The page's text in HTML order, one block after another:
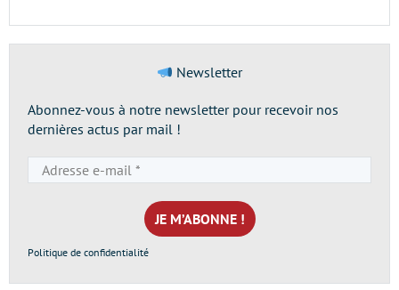
Newsletter
Abonnez-vous à notre newsletter pour recevoir nos
dernières actus par mail !
e-
mail
*
Politique de confidentialité